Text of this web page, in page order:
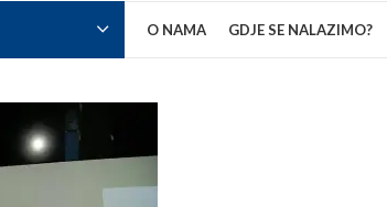
O NAMA GDJE SE NALAZIMO?